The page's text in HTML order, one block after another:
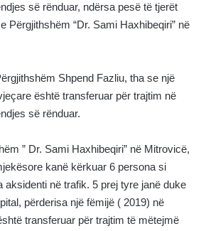
së rënduar, ndërsa pesë të tjerët
Përgjithshëm “Dr. Sami Haxhibeqiri” në
Shpend Fazliu, tha se një
është transferuar për trajtim në
së rënduar.
” Dr. Sami Haxhibeqiri” në Mitrovicë,
kanë kërkuar 6 persona si
aksidenti në trafik. 5 prej tyre janë duke
përderisa një fëmijë ( 2019) në
transferuar për trajtim të mëtejmë